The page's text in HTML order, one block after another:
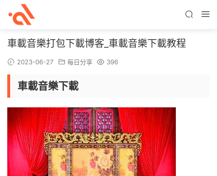
車載音樂打包下載博客_車載音樂下載教程
2023-06-27 每日分享 396
車載音樂下載